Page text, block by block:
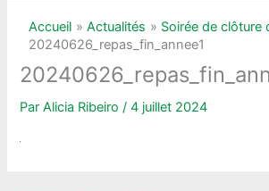
Accueil Actualités
Soirée de clôture
20240626_repas_fin_annee1
ParAlicia Ribeiro/4 juillet 2024